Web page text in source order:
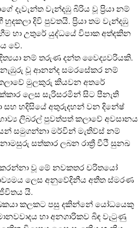
දැවැන්ත වැන්දඹු බිරිය වූ ප්‍රියා නම්
දිවි පුවතයි. ප්‍රියා තම වැන්දඹු
හා උතුරේ යුද්ධයේ විපාක අත්දකින
වේ.
නම් තරුණ දන්ත වෛද්‍යවරියකි.
නැඹුරු වූ ආනන්ද සමරසේකර නම්
මුලකුරු කියවන අතරේ
ලෙස සැරිසරමින් සිට පීනැති
සහ හදිසියේ අතුරුදහන් වන දිනේෂ්
ලිබරල් පුවත්පත් කලාවේ අවසානය
සමුගන්නා මර්වින් මැතිව්ස් නම්
සත්කාර ලබන රාත්‍රී වීථි සුනඛ
කරන්නා වූ මේ නවකතර චරිතයෝ
ලෙස අනුවේදිනීය අතීත ස්මරණ
යි.
කලකට පසු දකින්නේ යෝධයෙකු
හා අනගාරිකව බිඳ වැටුණු